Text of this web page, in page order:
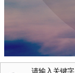
请输入关键字